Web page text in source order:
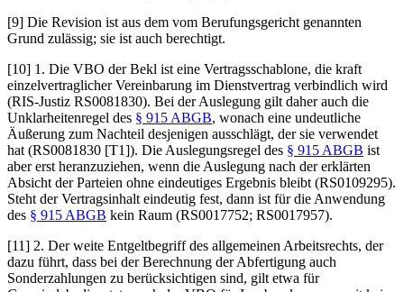
[9] Die Revision ist aus dem vom Berufungsgericht genannten
Grund zulässig; sie ist auch berechtigt.
[10] 1. Die VBO der Bekl ist eine Vertragsschablone, die kraft
einzelvertraglicher Vereinbarung im Dienstvertrag verbindlich wird
(RIS-Justiz RS0081830). Bei der Auslegung gilt daher auch die
Unklarheitenregel des § 915 ABGB, wonach eine undeutliche
Äußerung zum Nachteil desjenigen ausschlägt, der sie verwendet
hat (RS0081830 [T1]). Die Auslegungsregel des § 915 ABGB ist
aber erst heranzuziehen, wenn die Auslegung nach der erklärten
Absicht der Parteien ohne eindeutiges Ergebnis bleibt (RS0109295).
Steht der Vertragsinhalt eindeutig fest, dann ist für die Anwendung
des § 915 ABGB kein Raum (RS0017752; RS0017957).
[11] 2. Der weite Entgeltbegriff des allgemeinen Arbeitsrechts, der
dazu führt, dass bei der Berechnung der Abfertigung auch
Sonderzahlungen zu berücksichtigen sind, gilt etwa für